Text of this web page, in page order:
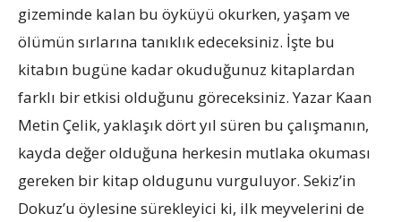
gizeminde kalan bu öyküyü okurken, yaşam ve
ölümün sırlarına tanıklık edeceksiniz. İşte bu
kitabın bugüne kadar okuduğunuz kitaplardan
farklı bir etkisi olduğunu göreceksiniz. Yazar Kaan
Metin Çelik, yaklaşık dört yıl süren bu çalışmanın,
kayda değer olduğuna herkesin mutlaka okuması
gereken bir kitap oldugunu vurguluyor. Sekiz’in
Dokuz’u öylesine sürekleyici ki, ilk meyvelerini de